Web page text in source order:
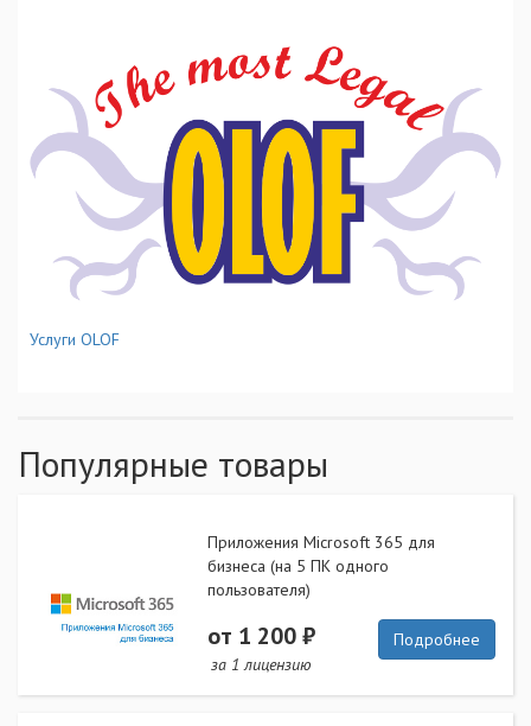
Услуги OLOF
Популярные товары
Приложения Microsoft 365 для
бизнеса (на 5 ПК одного
пользователя)
от 1 200 ₽
за 1 лицензию
Подробнее